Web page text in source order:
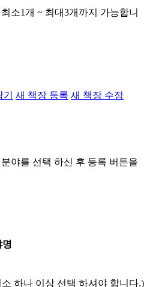
소1개 ~ 최대3개까지 가능합니
새 책장 등록 새 책장 수정
야를 선택 하신 후 등록 버튼을
명
하나 이상 선택 하셔야 합니다.)